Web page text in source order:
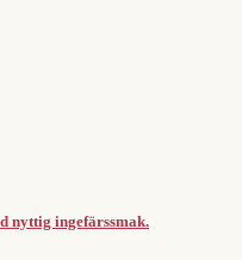
nyttig ingefärssmak.